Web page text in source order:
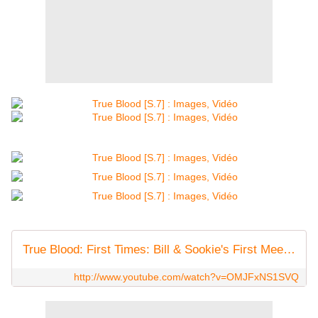
True Blood: First Times: Bill & Sookie's First Meeting (HBO)
http://www.youtube.com/watch?v=OMJFxNS1SVQ